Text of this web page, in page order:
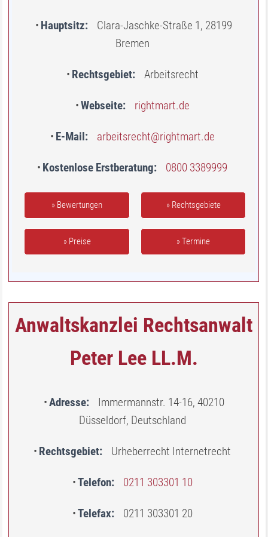
Hauptsitz
Clara-Jaschke-Straße 1, 28199
Bremen
Rechtsgebiet Arbeitsrecht
Webseite rightmart.de
E-Mail arbeitsrecht@rightmart.de
Kostenlose Erstberatung 0800 3389999
» Bewertungen » Rechtsgebiete
» Preise » Termine
Anwaltskanzlei Rechtsanwalt
Peter Lee LL.M.
Adresse
Immermannstr. 14-16, 40210
Düsseldorf, Deutschland
Rechtsgebiet Urheberrecht Internetrecht
Telefon 0211 303301 10
Telefax 0211 303301 20